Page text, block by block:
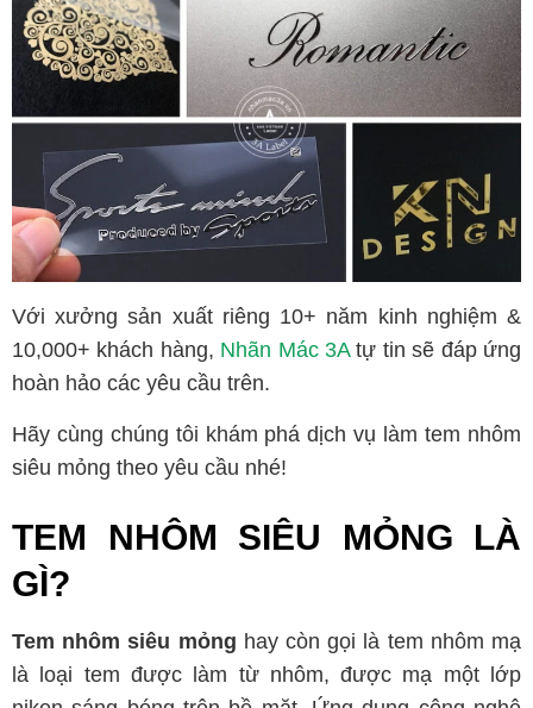
Với xưởng sản xuất riêng 10+ năm kinh nghiệm &
10,000+ khách hàng, Nhãn Mác 3Atự tin sẽ đáp ứng
hoàn hảo các yêu cầu trên.
Hãy cùng chúng tôi khám phá dịch vụ làm tem nhôm
siêu mỏng theo yêu cầu nhé!
TEM NHÔM SIÊU MỎNG LÀ
GÌ?
Tem nhôm siêu mỏng hay còn gọi là tem nhôm mạ
là loại tem được làm từ nhôm, được mạ một lớp